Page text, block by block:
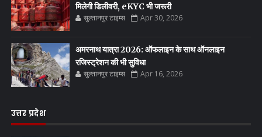
मिलेगी डिलीवरी, eKYC भी जरूरी
सुल्तानपुर टाइम्स Apr 30, 2026
अमरनाथ यात्रा 2026: ऑफलाइन के साथ ऑनलाइन
रजिस्ट्रेशन की भी सुविधा
सुल्तानपुर टाइम्स Apr 16, 2026
उत्तर प्रदेश